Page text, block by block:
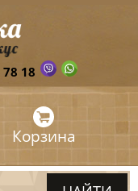
18
Корзина